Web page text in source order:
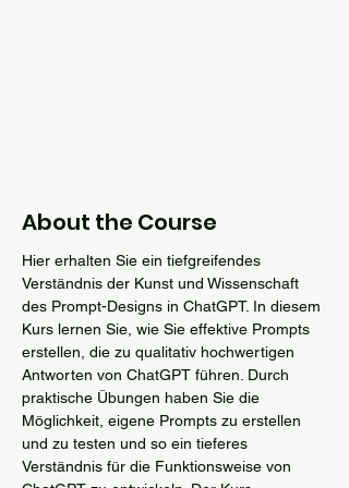
About the Course
Hier erhalten Sie ein tiefgreifendes
Verständnis der Kunst und Wissenschaft
des Prompt-Designs in ChatGPT. In diesem
Kurs lernen Sie, wie Sie effektive Prompts
erstellen, die zu qualitativ hochwertigen
Antworten von ChatGPT führen. Durch
praktische Übungen haben Sie die
Möglichkeit, eigene Prompts zu erstellen
und zu testen und so ein tieferes
Verständnis für die Funktionsweise von